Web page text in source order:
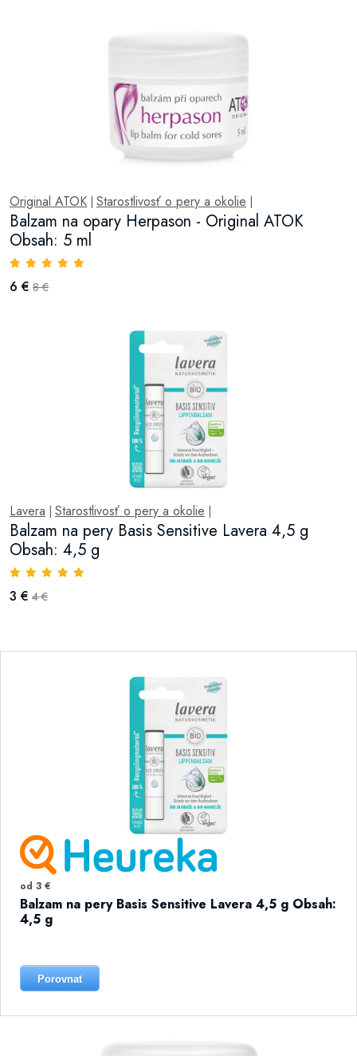
Original ATOK Starostlivosť o pery a okolie
Balzam na opary Herpason - Original ATOK
Obsah: 5 ml
6 € 8 €
Lavera Starostlivosť o pery a okolie
Balzam na pery Basis Sensitive Lavera 4,5 g
Obsah: 4,5 g
3 € 4 €
od 3 €
Balzam na pery Basis Sensitive Lavera 4,5 g Obsah:
4,5 g
Porovnat